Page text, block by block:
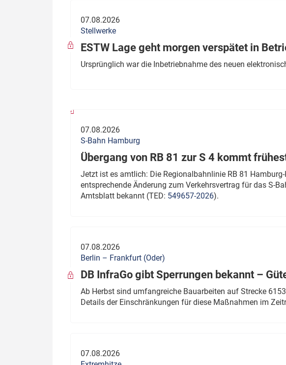
Thema des Monats
Dossier: Generalsanierung
Dossier: ETCS
07.08.2026
Stellwerke
ESTW Lage geht morgen verspätet in
Ursprünglich war die Inbetriebnahme des neuen
07.08.2026
S-Bahn Hamburg
Übergang von RB 81 zur S 4 kommt
Jetzt ist es amtlich: Die Regionalbahnlinie RB 81
entsprechende Änderung zum Verkehrsvertrag für das S-
Amtsblatt bekannt (TED: 549657-2026).
07.08.2026
Berlin – Frankfurt (Oder)
DB InfraGo gibt Sperrungen bekannt –
Ab Herbst sind umfangreiche Bauarbeiten auf Strecke
Details der Einschränkungen für diese Maßnahmen im
07.08.2026